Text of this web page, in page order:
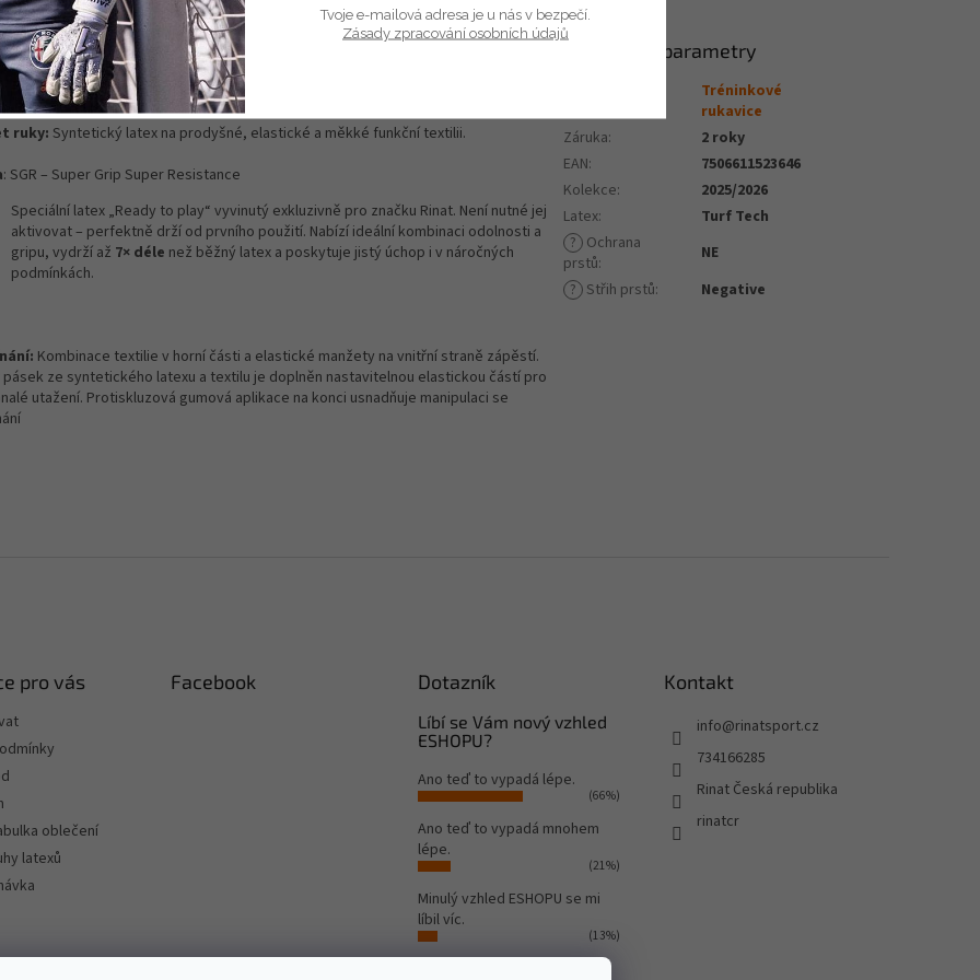
popis produktu
Negativní, ergonomický pro maximální cit a pohodlí.
ruky:Syntetický latex na prodyšné, elastické a měkké funkční textilii.
: SGR – Super Grip Super Resistance
Speciální latex „Ready to play“ vyvinutý exkluzivně pro značku Rinat. Není nutné jej
aktivovat – perfektně drží od prvního použití. Nabízí ideální kombinaci odolnosti a
gripu, vydrží až 7× déle než běžný latex a poskytuje jistý úchop i v náročných
podmínkách.
Kombinace textilie v horní části a elastické manžety na vnitřní straně zápěstí.
pásek ze syntetického latexu a textilu je doplněn nastavitelnou elastickou částí pro
utažení. Protiskluzová gumová aplikace na konci usnadňuje manipulaci se
Doplňkové parametry
Tréninkové
rukavice
Záruka:
2 roky
EAN:
7506611523646
Kolekce:
2025/2026
Latex:
Turf Tech
? Ochrana
prstů:
NE
? Střih prstů: Negative
pro vás
oblečení
latexů
Facebook Dotazník
Líbí se Vám nový vzhled
ESHOPU?
Ano teď to vypadá lépe.
(66%)
Ano teď to vypadá mnohem
lépe.
(21%)
Minulý vzhled ESHOPU se mi
líbil víc.
(13%)
Kontakt
info@rinatsport.cz
734166285
Rinat Česká republika
rinatcr
Tvoje e-mailová adresa je u nás v bezpečí.
Zásady zpracování osobních údajů